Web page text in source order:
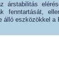
fenntartását,
álló eszközökkel a